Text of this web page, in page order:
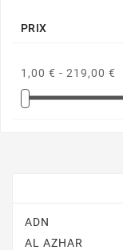
PRIX
1,00 € - 219,00 €
ADN
AL AZHAR